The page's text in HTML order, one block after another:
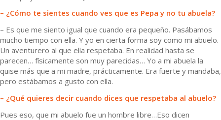
– ¿Cómo te sientes cuando ves que es Pepa y no tu abuela?
– Es que me siento igual que cuando era pequeño. Pasábamos
mucho tiempo con ella. Y yo en cierta forma soy como mi abuelo.
Un aventurero al que ella respetaba. En realidad hasta se
parecen… físicamente son muy parecidas… Yo a mi abuela la
quise más que a mi madre, prácticamente. Era fuerte y mandaba,
pero estábamos a gusto con ella.
– ¿Qué quieres decir cuando dices que respetaba al abuelo?
Pues eso, que mi abuelo fue un hombre libre…Eso dicen